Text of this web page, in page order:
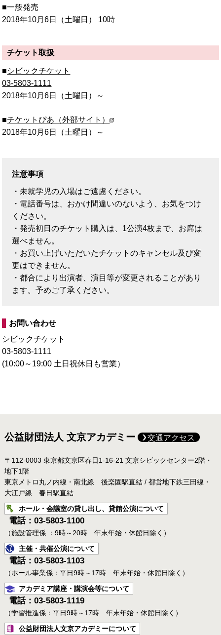
■一般発売
2018年10月6日
（土曜日） 10時
チケット取扱
■シビックチケット
03-5803-1111
2018年10月6日
（土曜日） ～
■チケットぴあ（外部サイト）
2018年10月6日
（土曜日） ～
注意事項
・未就学児の入場はご遠慮ください。
・電話番号は、おかけ間違いのないよう、お気をつけ
ください。
・発売初日のチケット購入は、1公演4枚まで、お席は
選べません。
・お買い上げいただいたチケットのキャンセル及び変
更はできません。
・都合により出演者、演目等が変更されることがあり
ます。予めご了承ください。
お問い合わせ
シビックチケット
03-5803-1111
(10:00～19:00 土日祝休日も営業）
公益財団法人 文京アカデミー 交通アクセス
〒112-0003 東京都文京区春日1-16-21 文京シビックセンター2階・
地下1階
東京メトロ丸ノ内線・南北線 後楽園駅直結 / 都営地下鉄三田線・
大江戸線 春日駅直結
ホール・会議室の貸し出し、貸館公演について
電話：03-5803-1100
（施設管理係 ：9時～20時 年末年始・休館日除く）
主催・共催公演について
電話：03-5803-1103
（ホール事業係：平日9時～17時 年末年始・休館日除く）
アカデミア講座・講演会等について
電話：03-5803-1119
（学習推進係：平日9時～17時 年末年始・休館日除く）
公益財団法人文京アカデミーについて